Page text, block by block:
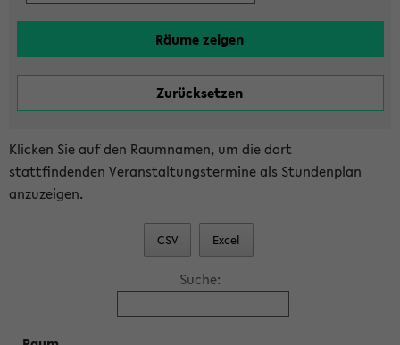
Klicken Sie auf den Raumnamen, um die dort
stattfindenden Veranstaltungstermine als Stundenplan
anzuzeigen.
CSV Excel
Suche: